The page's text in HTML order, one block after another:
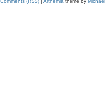
Comments (RSS) | Arthemia theme by